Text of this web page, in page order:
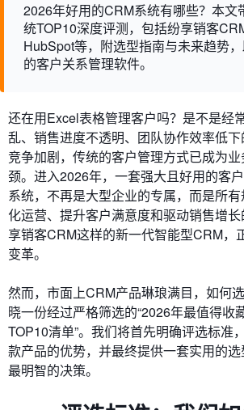
2026年好用的CRM系统有哪些？本文
统TOP10深度评测，包括纷享销客
HubSpot等，附选型指南与未来趋势
的客户关系管理软件。
还在用Excel表格管理客户吗？是不是经
乱、销售进度不透明、团队协作效率低
竞争加剧，传统的客户管理方式已成为
颈。进入2026年，一套强大且好用的客户
系统，不再是大型企业的专属，而是所
化运营、提升客户满意度和驱动销售增
享销客CRM这样的新一代智能型CRM，
变革。
然而，市面上CRM产品琳琅满目，如何
晓一份经过严格筛选的“2026年最值得收
TOP10清单”。我们将首先明确评选标准
款产品的优势，并最终提供一套实用的
最明智的决策。